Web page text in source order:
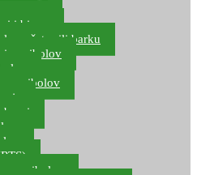
i bivvy
za šator ili barku
za ribolov
za ribolov
za ribolov